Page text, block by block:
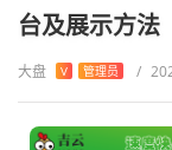
台及展示方法
大盘 V 管理员 /